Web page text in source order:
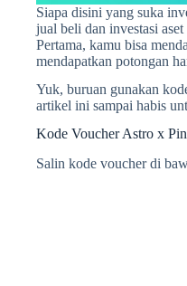
Siapa disini yang suka
jual beli dan investasi
Pertama, kamu bisa
mendapatkan potongan
Yuk, buruan gunakan
artikel ini sampai habis
Kode Voucher Astro x
Salin kode voucher di